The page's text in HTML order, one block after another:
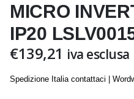
MICRO
IP20
€139,21 iva esclusa
Spedizione Italia contattaci |